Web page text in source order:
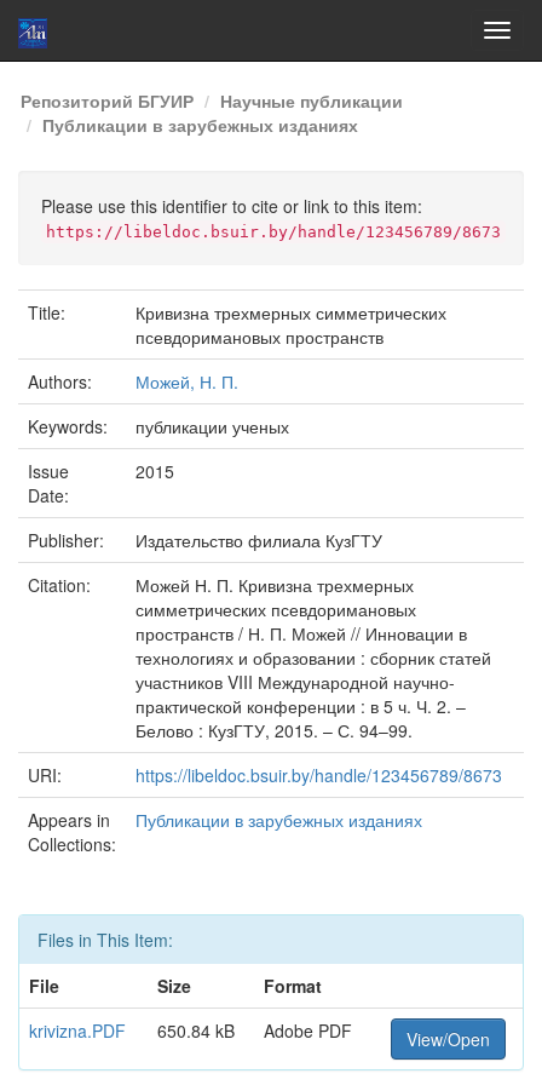
Skip
navigation
Репозиторий БГУИР
Научные публикации
Публикации в зарубежных изданиях
Please use this identifier to cite or link to this item:
https://libeldoc.bsuir.by/handle/123456789/8673
Title:
Кривизна трехмерных симметрических
псевдоримановых пространств
Authors:
Можей, Н. П.
Keywords:
публикации ученых
Issue
Date:
2015
Publisher:
Издательство филиала КузГТУ
Citation:
Можей Н. П. Кривизна трехмерных
симметрических псевдоримановых
пространств / Н. П. Можей // Инновации в
технологиях и образовании : сборник статей
участников VIII Международной научно-
практической конференции : в 5 ч. Ч. 2. –
Белово : КузГТУ, 2015. – С. 94–99.
URI:
https://libeldoc.bsuir.by/handle/123456789/8673
Appears in
Collections:
Публикации в зарубежных изданиях
Files in This Item:
File
Size
Format
krivizna.PDF
650.84 kB Adobe PDF View/Open